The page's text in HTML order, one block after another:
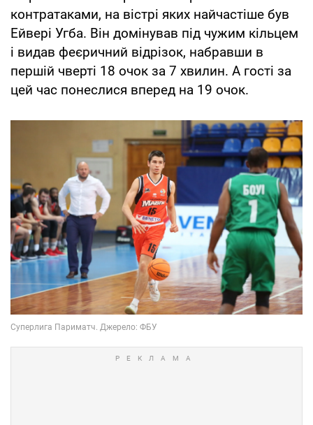
контратаками, на вістрі яких найчастіше був
Ейвері Угба. Він домінував під чужим кільцем
і видав феєричний відрізок, набравши в
першій чверті 18 очок за 7 хвилин. А гості за
цей час понеслися вперед на 19 очок.